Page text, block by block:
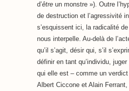
d’être un monstre »). Outre
de destruction et l’agressivité
s’esquissent ici, la radicalité
nous interpelle. Au-delà de
qu’il s’agit, désir qui, s’il
définir en tant qu’individu,
qui elle est – comme un
Albert Ciccone et Alain